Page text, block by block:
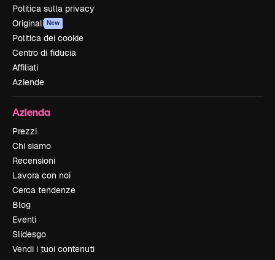
Politica sulla privacy
Originali New
Politica dei cookie
Centro di fiducia
Affiliati
Aziende
Azienda
Prezzi
Chi siamo
Recensioni
Lavora con noi
Cerca tendenze
Blog
Eventi
Slidesgo
Vendi i tuoi contenuti